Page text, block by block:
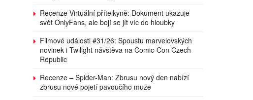
Recenze Virtuální přítelkyně: Dokument ukazuje
svět OnlyFans, ale bojí se jít víc do hloubky
Filmové události #31/26: Spoustu marvelovských
novinek i Twilight návštěva na Comic-Con Czech
Republic
Recenze – Spider-Man: Zbrusu nový den nabízí
zbrusu nové pojetí pavoučího muže